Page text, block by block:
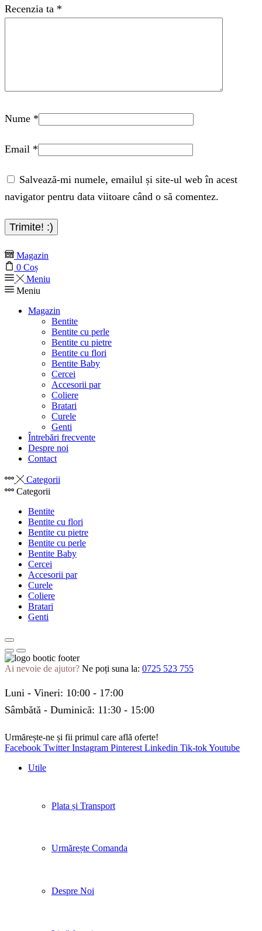
Recenzia ta *
Nume *
Email *
Salvează-mi numele, emailul și site-ul web în acest
navigator pentru data viitoare când o să comentez.
Magazin
0 Coș
Meniu
Meniu
Magazin
Bentite
Bentite cu perle
Bentite cu pietre
Bentite cu flori
Bentite Baby
Cercei
Accesorii par
Coliere
Bratari
Curele
Genti
Întrebări frecvente
Despre noi
Contact
Categorii
Categorii
Bentite
Bentite cu flori
Bentite cu pietre
Bentite cu perle
Bentite Baby
Cercei
Accesorii par
Curele
Coliere
Bratari
Genti
Ai nevoie de ajutor? Ne poți suna la: 0725 523 755
Luni - Vineri: 10:00 - 17:00
Sâmbătă - Duminică: 11:30 - 15:00
Urmărește-ne și fii primul care află oferte!
Facebook Twitter Instagram Pinterest Linkedin Tik-tokYoutube
Utile
Plata și Transport
Urmărește Comanda
Despre Noi